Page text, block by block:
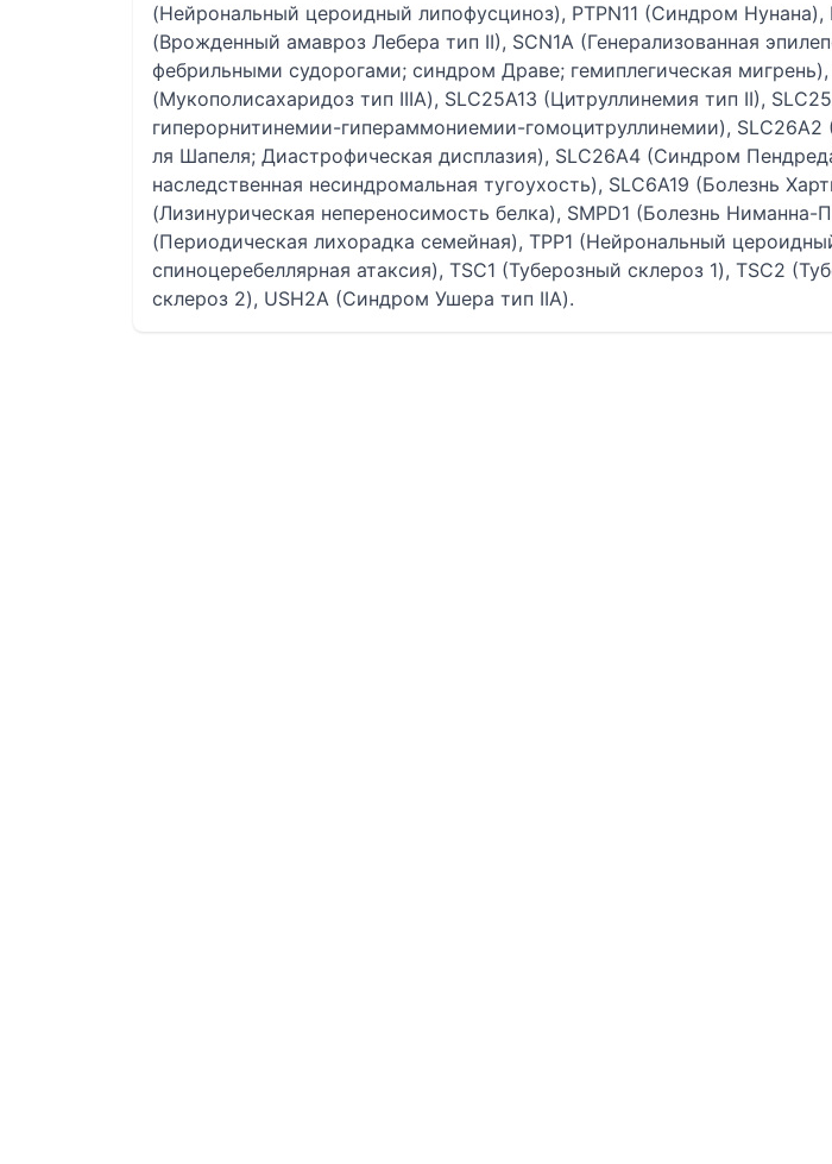
(Нейрональный цероидный липофусциноз), PTPN11 (Синдром Нунана),
(Врожденный амавроз Лебера тип II), SCN1A (Генерализованная
фебрильными судорогами; синдром Драве; гемиплегическая мигрень),
(Мукополисахаридоз тип IIIА), SLC25A13 (Цитруллинемия тип II),
гиперорнитинемии-гипераммониемии-гомоцитруллинемии), SLC26A2
ля Шапеля; Диастрофическая дисплазия), SLC26A4 (Синдром
наследственная несиндромальная тугоухость), SLC6A19 (Болезнь
(Лизинурическая непереносимость белка), SMPD1 (Болезнь Ниманна-
(Периодическая лихорадка семейная), TPP1 (Нейрональный
спиноцеребеллярная атаксия), TSC1 (Туберозный склероз 1), TSC2
склероз 2), USH2A (Синдром Ушера тип IIА).